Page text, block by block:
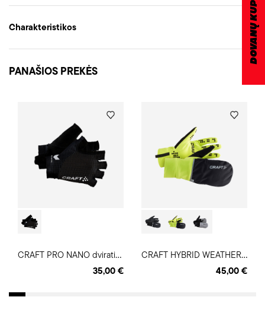
Charakteristikos
PANAŠIOS PREKĖS
C
RAFT PRO NANO dviratininko pirštinės
35,00 €
C
RAFT HYBRID WEATHER šiltos pirštinės
45,00 €